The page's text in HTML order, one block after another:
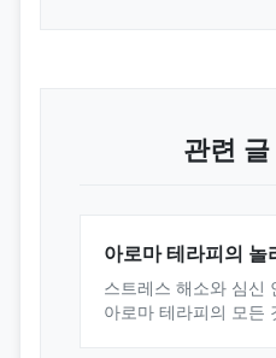
관련
아로마 테라피의 놀
스트레스 해소와 심신
아로마 테라피의 모든